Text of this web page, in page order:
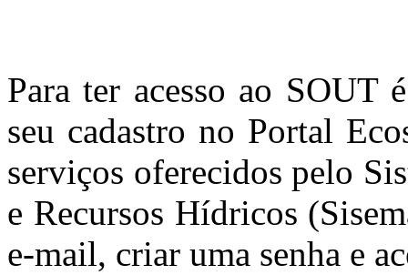
Para ter acesso ao SOUT
seu cadastro no Portal
serviços oferecidos pelo
e Recursos Hídricos
e-mail, criar uma senha e